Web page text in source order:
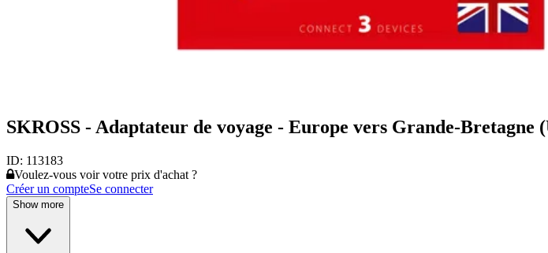
SKROSS - Adaptateur de voyage - Europe vers Grande-Bretagne
ID: 113183
Voulez-vous voir votre prix d'achat ?
Créer un compteSe connecter
Show more